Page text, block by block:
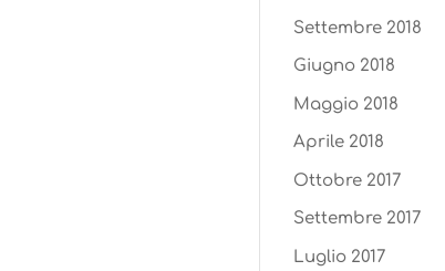
Settembre 2018
Giugno 2018
Maggio 2018
Aprile 2018
Ottobre 2017
Settembre 2017
Luglio 2017